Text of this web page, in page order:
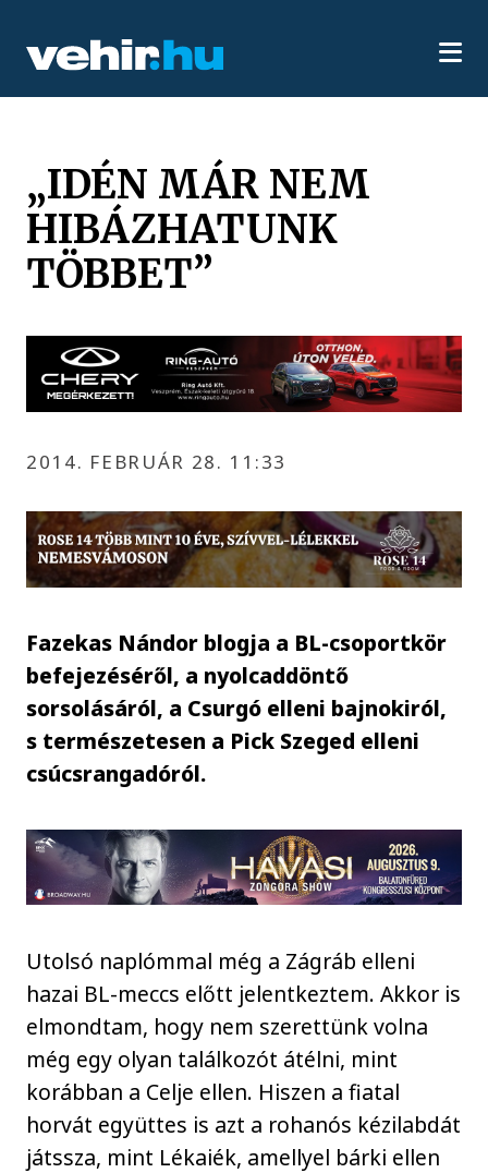
„IDÉN MÁR NEM
HIBÁZHATUNK
TÖBBET”
2014. FEBRUÁR 28. 11:33
Fazekas Nándor blogja a BL-csoportkör
befejezéséről, a nyolcaddöntő
sorsolásáról, a Csurgó elleni bajnokiról,
s természetesen a Pick Szeged elleni
csúcsrangadóról.
Utolsó naplómmal még a Zágráb elleni
hazai BL-meccs előtt jelentkeztem. Akkor is
elmondtam, hogy nem szerettünk volna
még egy olyan találkozót átélni, mint
korábban a Celje ellen. Hiszen a fiatal
horvát együttes is azt a rohanós kézilabdát
játssza, mint Lékaiék, amellyel bárki ellen